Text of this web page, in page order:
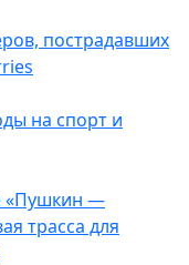
пострадавших
на спорт и
«Пушкин —
трасса для